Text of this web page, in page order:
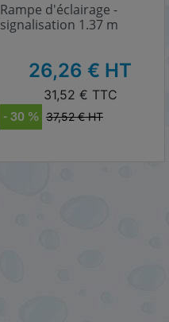
Rampe d'éclairage -
signalisation 1.37 m
26,26 € HT
31,52 € TTC
Réduction
- 30 % Prix régulier
37,52 € HT